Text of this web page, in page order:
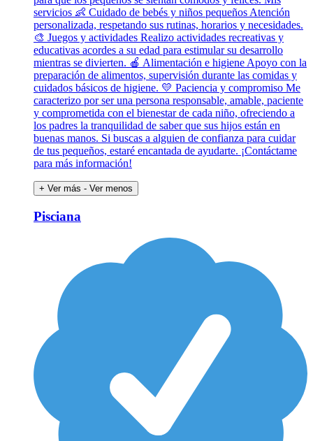
servicios 👶 Cuidado de bebés y niños pequeños Atención
personalizada, respetando sus rutinas, horarios y necesidades.
🎨 Juegos y actividades Realizo actividades recreativas y
educativas acordes a su edad para estimular su desarrollo
mientras se divierten. 🍎 Alimentación e higiene Apoyo con la
preparación de alimentos, supervisión durante las comidas y
cuidados básicos de higiene. 💛 Paciencia y compromiso Me
caracterizo por ser una persona responsable, amable, paciente
y comprometida con el bienestar de cada niño, ofreciendo a
los padres la tranquilidad de saber que sus hijos están en
buenas manos. Si buscas a alguien de confianza para cuidar
de tus pequeños, estaré encantada de ayudarte. ¡Contáctame
para más información!
+ Ver más - Ver menos
Pisciana